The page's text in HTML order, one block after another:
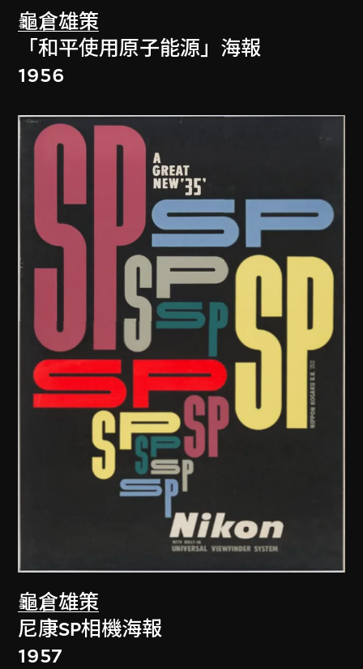
龜倉雄策
「和平使用原子能源」海報
1956
龜倉雄策
尼康SP相機海報
1957